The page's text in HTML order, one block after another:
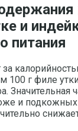
и
питания
за
100 г филе
Значительная
и подкожных